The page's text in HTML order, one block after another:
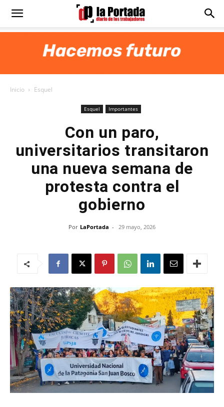
Diario
Inicio Esquel
Esquel Importantes
Con un paro,
universitarios transitaron
una nueva semana de
protesta contra el
gobierno
Por LaPortada - 29 mayo, 2026